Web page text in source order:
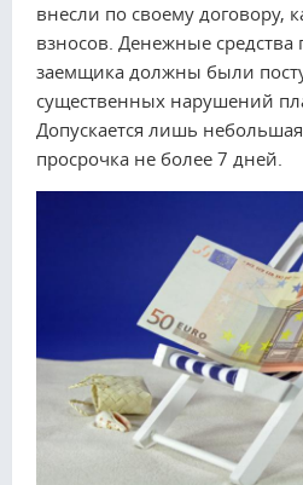
внесли по своему договору,
взносов. Денежные средства
заемщика должны были
существенных нарушений
Допускается лишь
просрочка не более 7 дней.